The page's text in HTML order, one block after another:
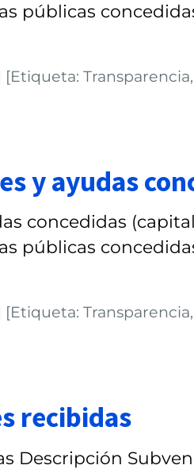
públicas
y ayudas
concedidas
públicas
recibidas
Descripción